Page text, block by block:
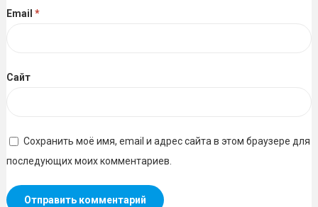
Email *
Сайт
Сохранить моё имя, email и адрес сайта в этом браузере для
последующих моих комментариев.